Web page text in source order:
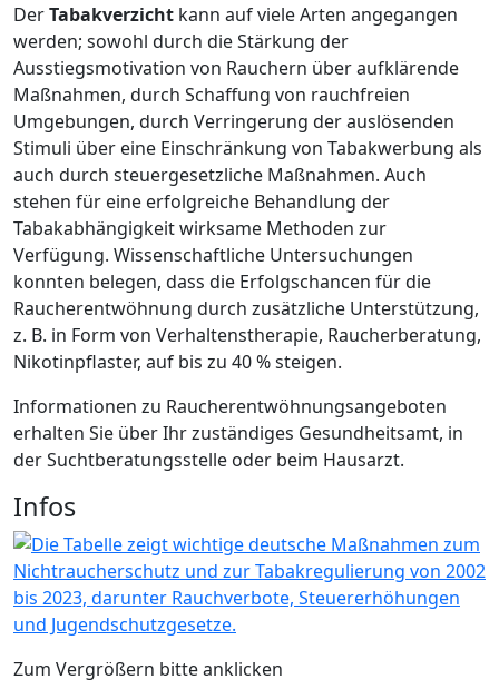
DerTabakverzicht kann auf viele Arten angegangen
werden; sowohl durch die Stärkung der
Ausstiegsmotivation von Rauchern über aufklärende
Maßnahmen, durch Schaffung von rauchfreien
Umgebungen, durch Verringerung der auslösenden
Stimuli über eine Einschränkung von Tabakwerbung als
auch durch steuergesetzliche Maßnahmen. Auch
stehen für eine erfolgreiche Behandlung der
Tabakabhängigkeit wirksame Methoden zur
Verfügung. Wissenschaftliche Untersuchungen
konnten belegen, dass die Erfolgschancen für die
Raucherentwöhnung durch zusätzliche Unterstützung,
z. B. in Form von Verhaltenstherapie, Raucherberatung,
Nikotinpflaster, auf bis zu 40 % steigen.
Informationen zu Raucherentwöhnungsangeboten
erhalten Sie über Ihr zuständiges Gesundheitsamt, in
der Suchtberatungsstelle oder beim Hausarzt.
Infos
Zum Vergrößern bitte anklicken